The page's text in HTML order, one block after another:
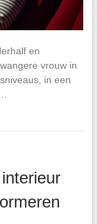
en
vrouw in
in een